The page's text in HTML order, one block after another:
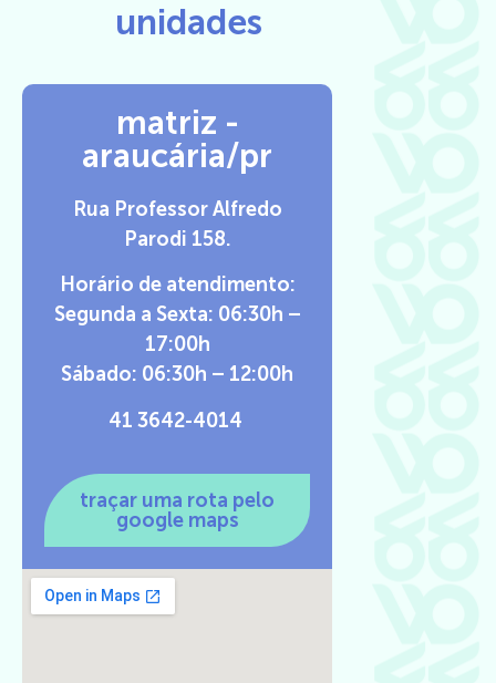
unidades
matriz -
araucária/pr
Rua Professor Alfredo
Parodi 158.
Horário de atendimento:
Segunda a Sexta: 06:30h –
17:00h
Sábado: 06:30h – 12:00h
41 3642-4014
traçar uma rota pelo
google maps